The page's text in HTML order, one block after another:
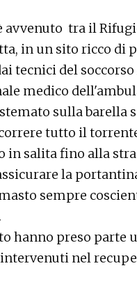
avvenuto tra il
in un sito ricco di
tecnici del
medico
sulla barella
tutto il
in salita fino alla
la
sempre
hanno preso parte
intervenuti nel